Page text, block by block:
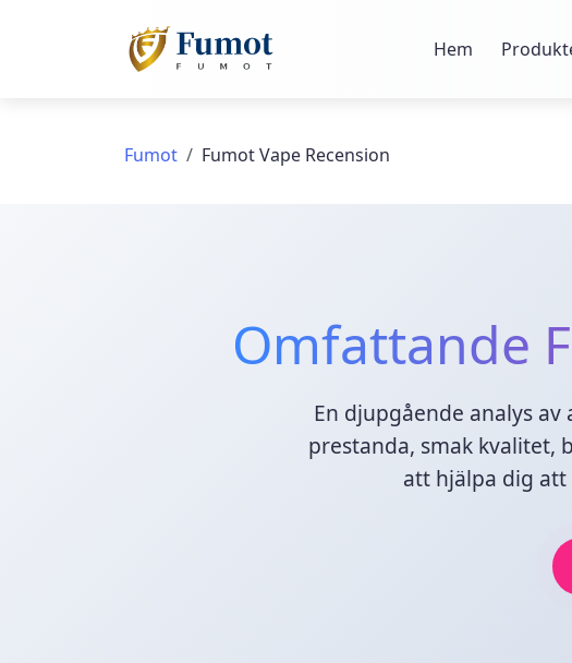
Hem
Fumot Fumot Vape Recension
Omfattande
En djupgående analys av
prestanda, smak kvalitet,
att hjälpa dig